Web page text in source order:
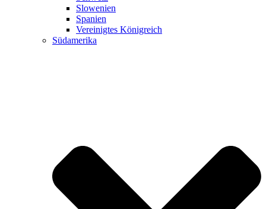
Slowenien
Spanien
Vereinigtes Königreich
Südamerika